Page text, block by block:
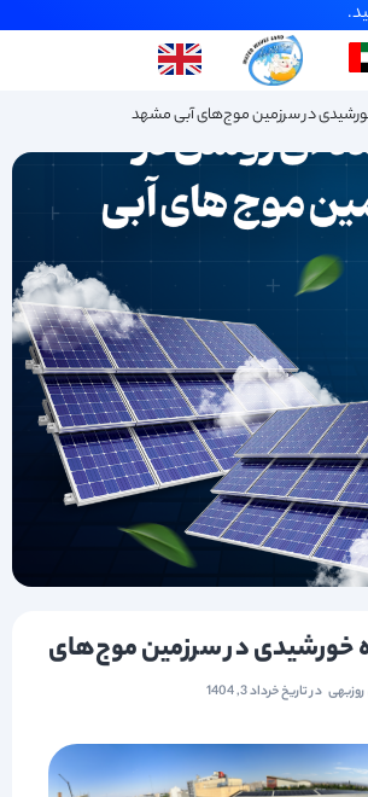
در سرزمین موج‌های آبی مشهد
خورشیدی در سرزمین موج‌های
در تاریخخرداد 3, 1404